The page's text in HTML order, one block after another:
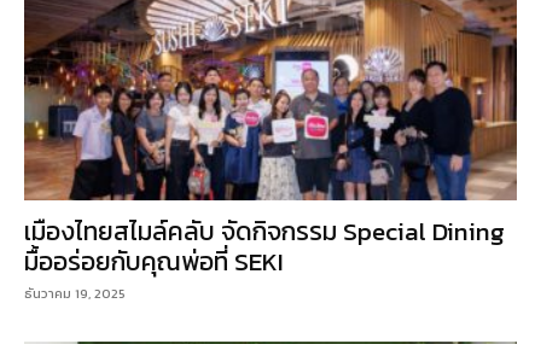
เมืองไทยสไมล์คลับ จัดกิจกรรม Special Dining
มื้ออร่อยกับคุณพ่อที่ SEKI
ธันวาคม 19, 2025